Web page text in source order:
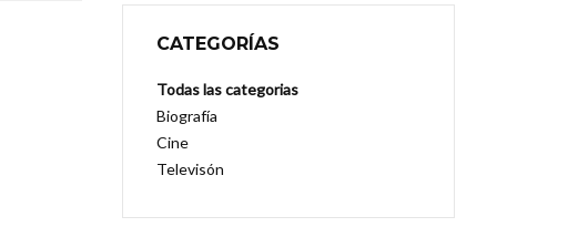
CATEGORÍAS
Todas las categorias
Biografía
Cine
Televisón